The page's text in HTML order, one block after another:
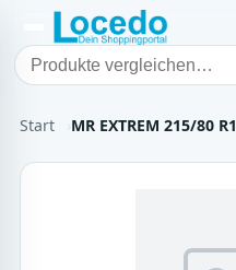
Start MR EXTREM 215/80